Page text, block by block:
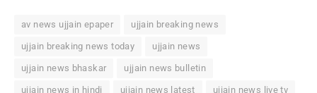
av news ujjain epaper ujjain breaking news
ujjain breaking news today ujjain news
ujjain news bhaskar ujjain news bulletin
ujjain news in hindi ujjain news latest ujjain news live tv